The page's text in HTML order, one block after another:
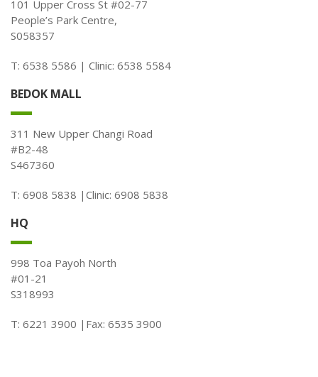
101 Upper Cross St #02-77
People’s Park Centre,
S058357
T: 6538 5586 | Clinic: 6538 5584
BEDOK MALL
311 New Upper Changi Road
#B2-48
S467360
T: 6908 5838 |Clinic: 6908 5838
HQ
998 Toa Payoh North
#01-21
S318993
T: 6221 3900 |Fax: 6535 3900